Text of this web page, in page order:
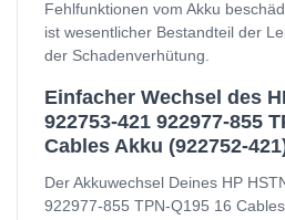
Fehlfunktionen vom Akku
ist wesentlicher Bestandteil der
der Schadenverhütung.
Einfacher Wechsel des
922753-421 922977-855
Cables Akku (922752-
Der Akkuwechsel Deines HP
922977-855 TPN-Q195 16